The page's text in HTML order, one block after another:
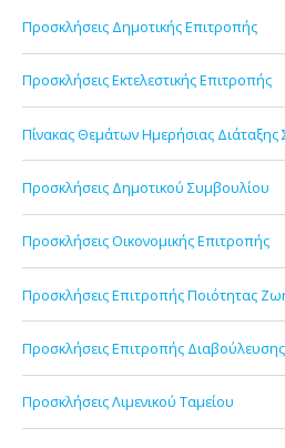
Προσκλήσεις Δημοτικής Επιτροπής
Προσκλήσεις Εκτελεστικής Επιτροπής
Πίνακας Θεμάτων Ημερήσιας Διάταξης
Προσκλήσεις Δημοτικού Συμβουλίου
Προσκλήσεις Οικονομικής Επιτροπής
Προσκλήσεις Επιτροπής Ποιότητας
Προσκλήσεις Επιτροπής Διαβούλευσης
Προσκλήσεις Λιμενικού Ταμείου